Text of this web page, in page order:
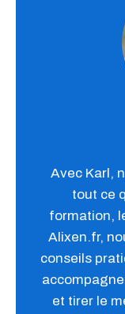
Avec Karl,
tout ce
formation,
Alixen.fr,
conseils
et tirer le